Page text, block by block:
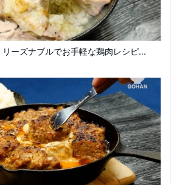
ーズナブルでお手軽な鶏肉レシピ...